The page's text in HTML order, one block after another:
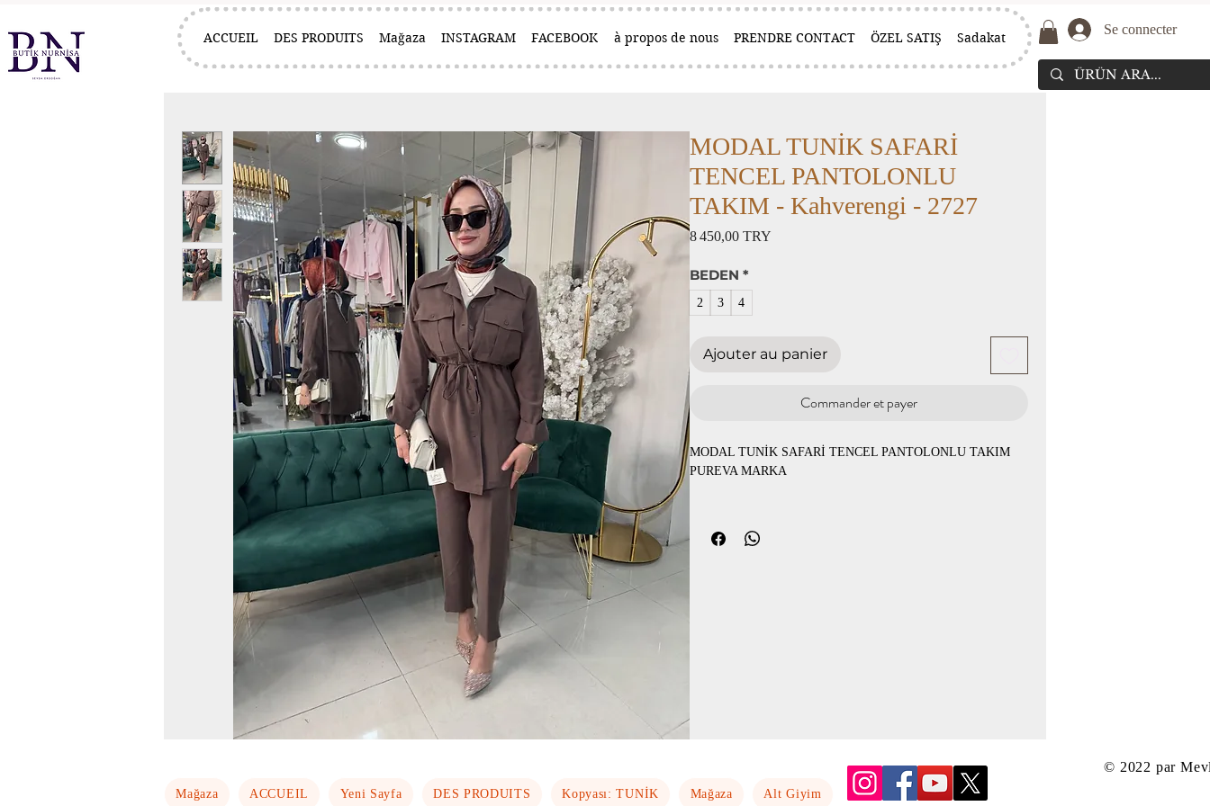
ACCUEIL DES PRODUITS Mağaza INSTAGRAM FACEBOOK à propos de nous PRENDRE CONTACT ÖZEL SATIŞ Sadakat
Se connecter
MODAL TUNİK SAFARİ
TENCEL PANTOLONLU
TAKIM - Kahverengi - 2727
8 450,00 TRY
BEDEN *
2 3 4
Ajouter au panier
Commander et payer
MODAL TUNİK SAFARİ TENCEL PANTOLONLU TAKIM
PUREVA MARKA
3 LÜ TAKIM OLARAK SATIŞTADIR
Mağaza ACCUEIL Yeni Sayfa DES PRODUITS Kopyası: TUNİK Mağaza Alt Giyim
© 2022 par